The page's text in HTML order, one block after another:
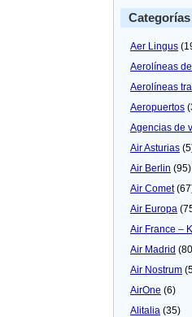
Categorías
Aer Lingus
Aerolíneas
Aerolíneas
Aeropuertos
Agencias de
Air Asturias
Air Berlin (95)
Air Comet
Air Europa
Air France –
Air Madrid
Air Nostrum
AirOne (6)
Alitalia (35)